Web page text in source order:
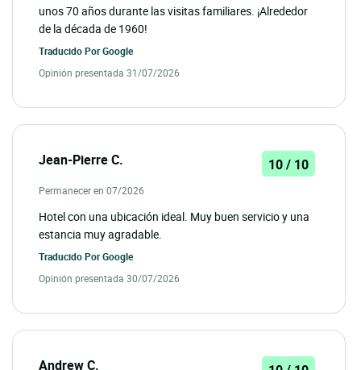
unos 70 años durante las visitas familiares. ¡Alrededor
de la década de 1960!
Traducido PorGoogle
Opinión presentada 31/07/2026
Jean-Pierre C. 10 / 10
Permanecer en 07/2026
Hotel con una ubicación ideal. Muy buen servicio y una
estancia muy agradable.
Traducido PorGoogle
Opinión presentada 30/07/2026
Andrew C.